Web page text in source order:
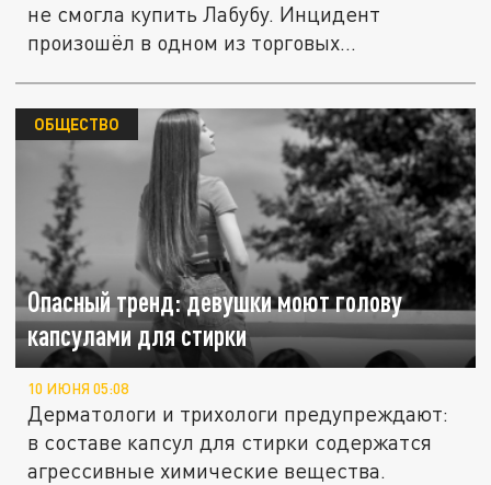
не смогла купить Лабубу. Инцидент
произошёл в одном из торговых...
Опасный тренд: девушки моют голову
капсулами для стирки
ОБЩЕСТВО
10 ИЮНЯ 05:08
Дерматологи и трихологи предупреждают:
в составе капсул для стирки содержатся
агрессивные химические вещества.